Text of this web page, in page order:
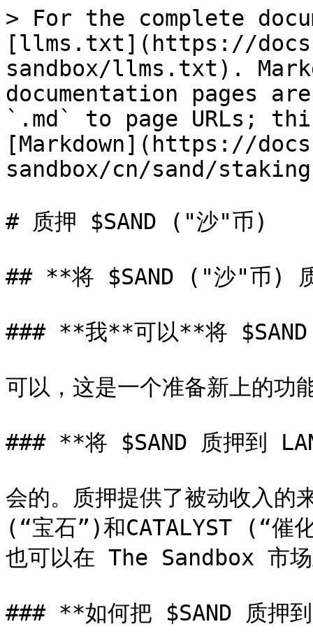
> For the complete
[llms.txt](https://
sandbox/llms.txt).
documentation pages
`.md` to page URLs;
[Markdown](https://
sandbox/cn/sand/
# 质押 $SAND ("沙"币)
## **将 $SAND ("沙"币)
### **我**可以**将
可以，这是一个准备新上的功
### **将 $SAND 质押到
会的。质押提供了被动收入的
(“宝石”)和CATALYST (“催
也可以在 The Sandbox 市场
### **如何把 $SAND 质押